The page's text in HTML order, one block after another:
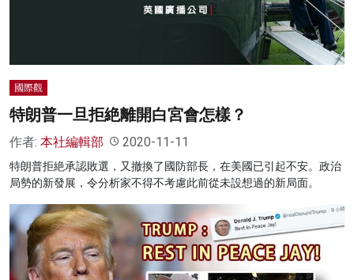
國際觀
特朗普一旦拒絶離開白宮會怎樣？
作者: 本社編輯部 2020-11-11
特朗普拒絶承認敗選，又撤換了國防部長，在美國已引起不安。政治
局勢的新發展，令分析家不得不考慮此前從未設想過的新局面。